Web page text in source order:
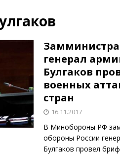
пособниками нацистской
ЖУРНАЛ
прессой». Накануне 75-летия.
генерал
Булгаков
военных
стран
16.11.2017
В Минобороны РФ
обороны России
Булгаков провел